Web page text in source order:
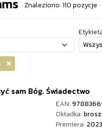
Znaleziono: 110 pozycje
sam Bóg. Świadectwo
EAN:
Okładka:
Premiera: